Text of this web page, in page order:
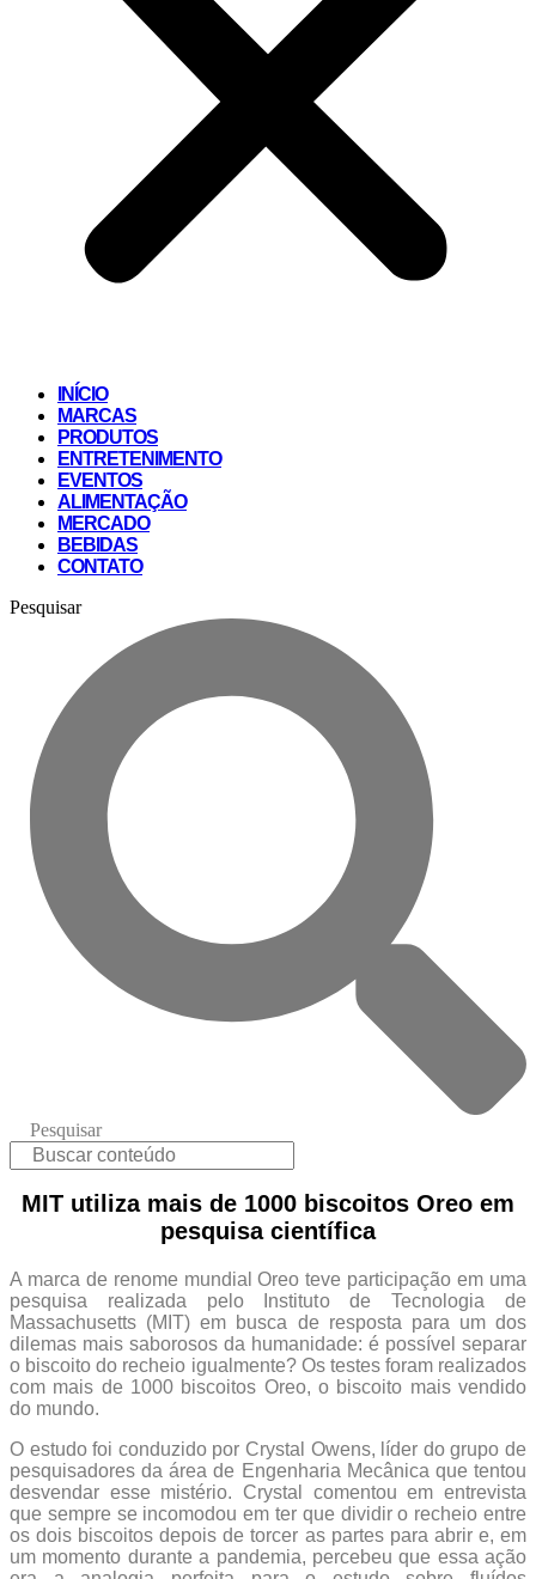
INÍCIO
MARCAS
PRODUTOS
ENTRETENIMENTO
EVENTOS
ALIMENTAÇÃO
MERCADO
BEBIDAS
CONTATO
Pesquisar
Pesquisar
MIT utiliza mais de 1000 biscoitos Oreo em
pesquisa científica
A marca de renome mundial Oreo teve participação em uma
pesquisa realizada pelo Instituto de Tecnologia de
Massachusetts (MIT) em busca de resposta para um dos
dilemas mais saborosos da humanidade: é possível separar
o biscoito do recheio igualmente? Os testes foram realizados
com mais de 1000 biscoitos Oreo, o biscoito mais vendido
do mundo.
O estudo foi conduzido por Crystal Owens, líder do grupo de
pesquisadores da área de Engenharia Mecânica que tentou
desvendar esse mistério. Crystal comentou em entrevista
que sempre se incomodou em ter que dividir o recheio entre
os dois biscoitos depois de torcer as partes para abrir e, em
um momento durante a pandemia, percebeu que essa ação